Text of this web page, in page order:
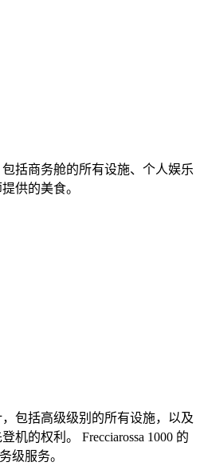
括商务舱的所有设施、个人娱乐
供的美食。
包括高级级别的所有设施，以及
机的权利。 Frecciarossa 1000 的
级服务。